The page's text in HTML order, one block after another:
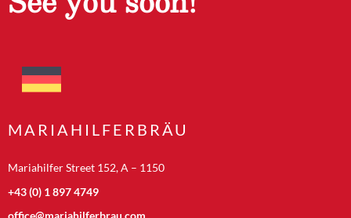
MARIAHILFERBRÄU
Mariahilfer Street 152, A – 1150
+43 (0) 1 897 4749